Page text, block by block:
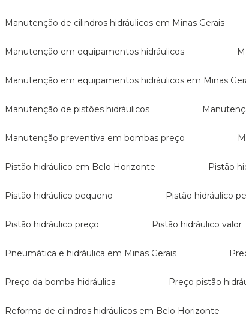
Manutenção de cilindros hidráulicos em Minas Gerais
Manutenção em equipamentos hidráulicos
Manutenção em equipamentos hidráulicos em Minas
Manutenção de pistões hidráulicos
Manutenção preventiva em bombas preço
Pistão hidráulico em Belo Horizonte Pistão
Pistão hidráulico pequeno Pistão hidráulico
Pistão hidráulico preço Pistão hidráulico valor
Pneumática e hidráulica em Minas Gerais
Preço da bomba hidráulica Preço pistão
Reforma de cilindros hidráulicos em Belo Horizonte